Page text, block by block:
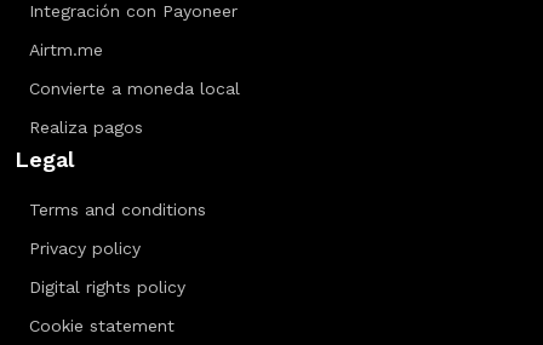
Integración con Payoneer
Airtm.me
Convierte a moneda local
Realiza pagos
Legal
Terms and conditions
Privacy policy
Digital rights policy
Cookie statement